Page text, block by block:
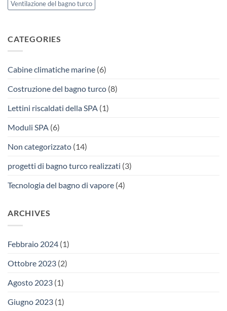
Ventilazione del bagno turco
CATEGORIES
Cabine climatiche marine (6)
Costruzione del bagno turco (8)
Lettini riscaldati della SPA (1)
Moduli SPA (6)
Non categorizzato (14)
progetti di bagno turco realizzati (3)
Tecnologia del bagno di vapore (4)
ARCHIVES
Febbraio 2024 (1)
Ottobre 2023 (2)
Agosto 2023 (1)
Giugno 2023 (1)